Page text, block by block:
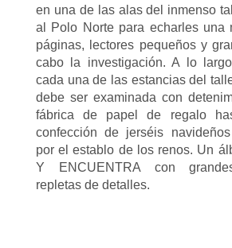
en una de las alas del inmenso
al Polo Norte para echarles una
páginas, lectores pequeños y
cabo la investigación. A lo
cada una de las estancias del
debe ser examinada con
fábrica de papel de regalo
confección de jerséis
por el establo de los renos. Un
Y ENCUENTRA con
repletas de detalles.